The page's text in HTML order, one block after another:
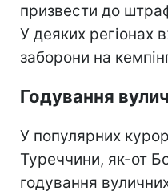
призвести до
У деяких регіонах
заборони на
Годування
У популярних
Туреччини, як-от
годування